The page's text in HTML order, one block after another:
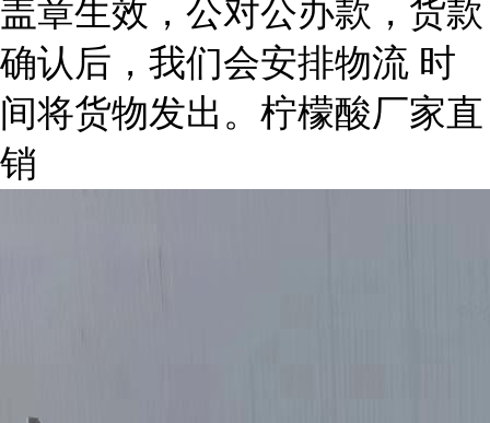
盖章生效，公对公办款，货款
确认后，我们会安排物流 时
间将货物发出。柠檬酸厂家直
销